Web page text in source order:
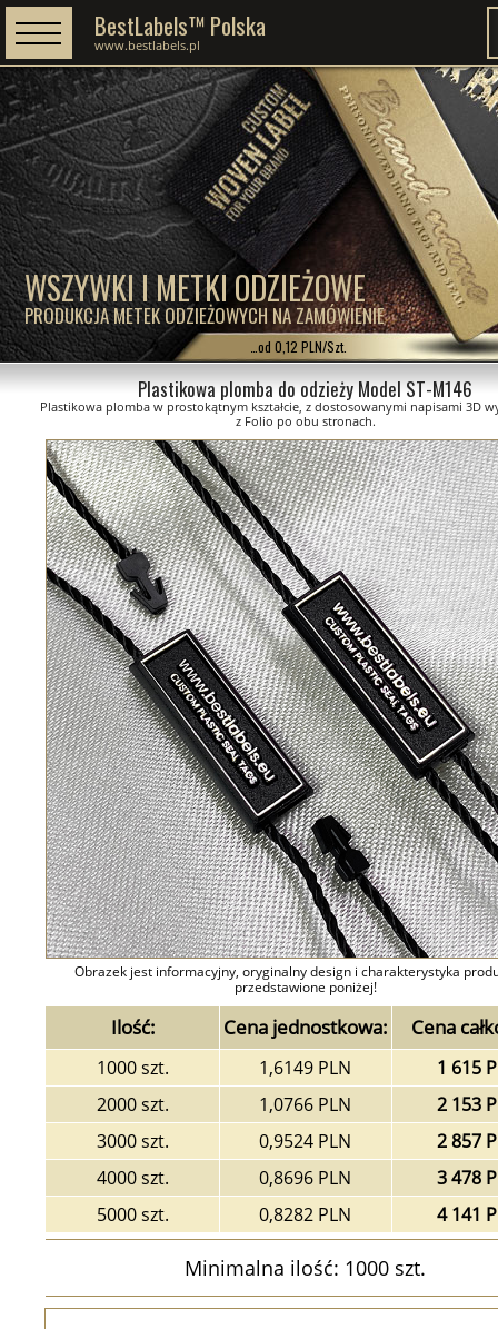
WSZYWKI I METKI ODZIEŻOWE
PRODUKCJA METEK ODZIEŻOWYCH NA ZAMÓWIENIE
BestLabels™ Polska
www.bestlabels.pl
…od 0,12 PLN/Szt.
Plastikowa plomba do odzieży Model ST-M146
Plastikowa plomba w prostokątnym kształcie, z dostosowanymi napisami 3D
z Folio po obu stronach.
Obrazek jest informacyjny, oryginalny design i charakterystyka
przedstawione poniżej!
Ilość: Cena jednostkowa: Cena
1000 szt. 1,6149 PLN
1 615
2000 szt.
1,0766 PLN
2 153
3000 szt.
0,9524 PLN
2 857
4000 szt.
0,8696 PLN
3 478
5000 szt.
0,8282 PLN 4 141
Minimalna ilość: 1000 szt.